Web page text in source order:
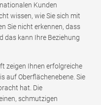
Kunden
wissen, wie Sie sich mit
Sie nicht erkennen, dass
das kann Ihre Beziehung
zeigen Ihnen erfolgreiche
auf Oberflächenebene. Sie
hat. Die
schmutzigen